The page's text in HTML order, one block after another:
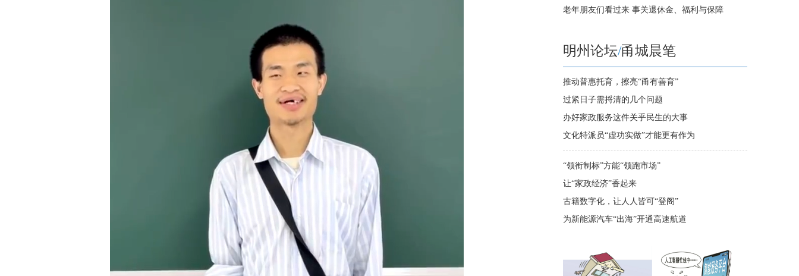
老年朋友们看过来 事关退休金、福利与保障
明州论坛/甬城晨笔
推动普惠托育，擦亮“甬有善育”
过紧日子需捋清的几个问题
办好家政服务这件关乎民生的大事
文化特派员“虚功实做”才能更有作为
“领衔制标”方能“领跑市场”
让“家政经济”香起来
古籍数字化，让人人皆可“登阁”
为新能源汽车“出海”开通高速航道